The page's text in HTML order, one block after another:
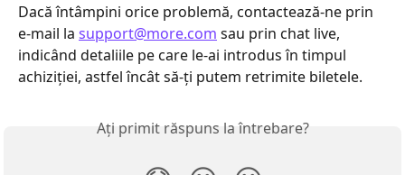
Dacă întâmpini orice problemă, contactează-ne prin
e-mail la support@more.com sau prin chat live,
indicând detaliile pe care le-ai introdus în timpul
achiziției, astfel încât să-ți putem retrimite biletele.
Ați primit răspuns la întrebare?